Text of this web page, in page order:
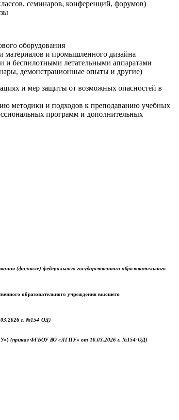
семинаров, конференций, форумов)
оборудования
материалов и промышленного дизайна
и беспилотными летательными аппаратами
демонстрационные опыты и другие)
и мер защиты от возможных опасностей в
методики и подходов к преподаванию учебных
программ и дополнительных
(филиале) федерального государственного образовательного
образовательного учреждения высшего
г. №154-ОД)
(приказ ФГБОУ ВО «ЛГПУ» от 10.03.2026 г. №154-ОД)